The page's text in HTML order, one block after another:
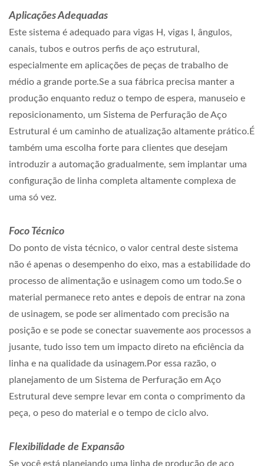
Aplicações Adequadas
Este sistema é adequado para vigas H, vigas I, ângulos,
canais, tubos e outros perfis de aço estrutural,
especialmente em aplicações de peças de trabalho de
médio a grande porte.Se a sua fábrica precisa manter a
produção enquanto reduz o tempo de espera, manuseio e
reposicionamento, um Sistema de Perfuração de Aço
Estrutural é um caminho de atualização altamente prático.É
também uma escolha forte para clientes que desejam
introduzir a automação gradualmente, sem implantar uma
configuração de linha completa altamente complexa de
uma só vez.
Foco Técnico
Do ponto de vista técnico, o valor central deste sistema
não é apenas o desempenho do eixo, mas a estabilidade do
processo de alimentação e usinagem como um todo.Se o
material permanece reto antes e depois de entrar na zona
de usinagem, se pode ser alimentado com precisão na
posição e se pode se conectar suavemente aos processos a
jusante, tudo isso tem um impacto direto na eficiência da
linha e na qualidade da usinagem.Por essa razão, o
planejamento de um Sistema de Perfuração em Aço
Estrutural deve sempre levar em conta o comprimento da
peça, o peso do material e o tempo de ciclo alvo.
Flexibilidade de Expansão
Se você está planejando uma linha de produção de aço